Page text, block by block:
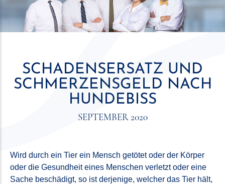
SCHADENSERSATZ UND
SCHMERZENSGELD NACH
HUNDEBISS
SEPTEMBER 2020
Wird durch ein Tier ein Mensch getötet oder der Körper
oder die Gesundheit eines Menschen verletzt oder eine
Sache beschädigt, so ist derjenige, welcher das Tier hält,